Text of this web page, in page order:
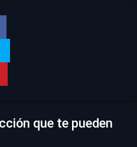
que te pueden